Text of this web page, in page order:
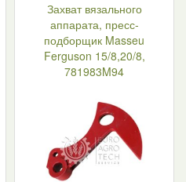
Захват вязального
аппарата, пресс-
подборщик Masseu
Ferguson 15/8,20/8,
781983M94